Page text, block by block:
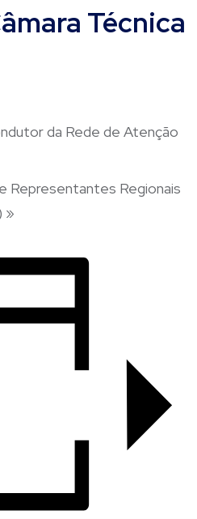
Técnica
da Rede de Atenção
Representantes Regionais
»